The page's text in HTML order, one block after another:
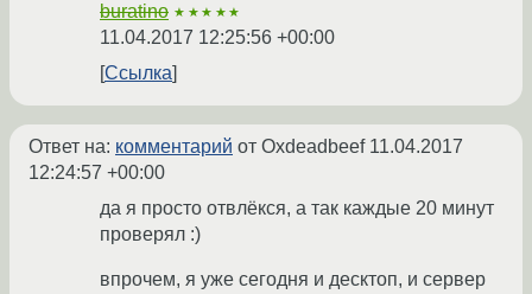
buratino ★★★★★
11.04.2017 12:25:56 +00:00
Ссылка
Ответ на: комментарий от Oxdeadbeef 11.04.2017
12:24:57 +00:00
да я просто отвлёкся, а так каждые 20 минут
проверял :)
впрочем, я уже сегодня и десктоп, и сервер